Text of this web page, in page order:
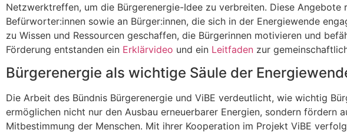
Netzwerktreffen, um die Bürgerenergie-Idee zu verbreiten. Diese
Befürworter:innen sowie an Bürger:innen, die sich in der Energiewende
zu Wissen und Ressourcen geschaffen, die Bürgerinnen motivieren und
Förderung entstanden ein Erklärvideo und ein Leitfaden zur
Bürgerenergie als wichtige Säule der
Die Arbeit des Bündnis Bürgerenergie und ViBE verdeutlicht, wie wichtig
ermöglichen nicht nur den Ausbau erneuerbarer Energien, sondern
Mitbestimmung der Menschen. Mit ihrer Kooperation im Projekt ViBE